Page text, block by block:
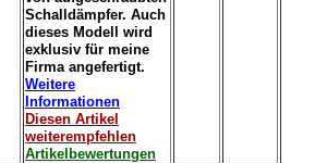
Schalldämpfer. Auch
dieses Modell wird
exklusiv für meine
Firma angefertigt.
Weitere
Informationen
Diesen Artikel
weiterempfehlen
Artikelbewertungen